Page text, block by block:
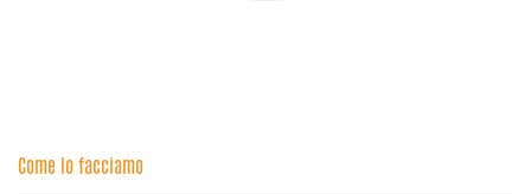
Come lo facciamo